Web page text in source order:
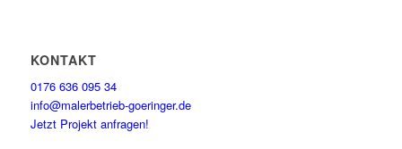
KONTAKT
0176 636 095 34
info@malerbetrieb-goeringer.de
Jetzt Projekt anfragen!